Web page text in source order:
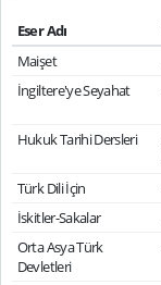
Eser Adı
Maişet
İngiltere'ye Seyahat
Hukuk Tarihi Dersleri
Türk Dili İçin
İskitler-Sakalar
Orta Asya Türk
Devletleri